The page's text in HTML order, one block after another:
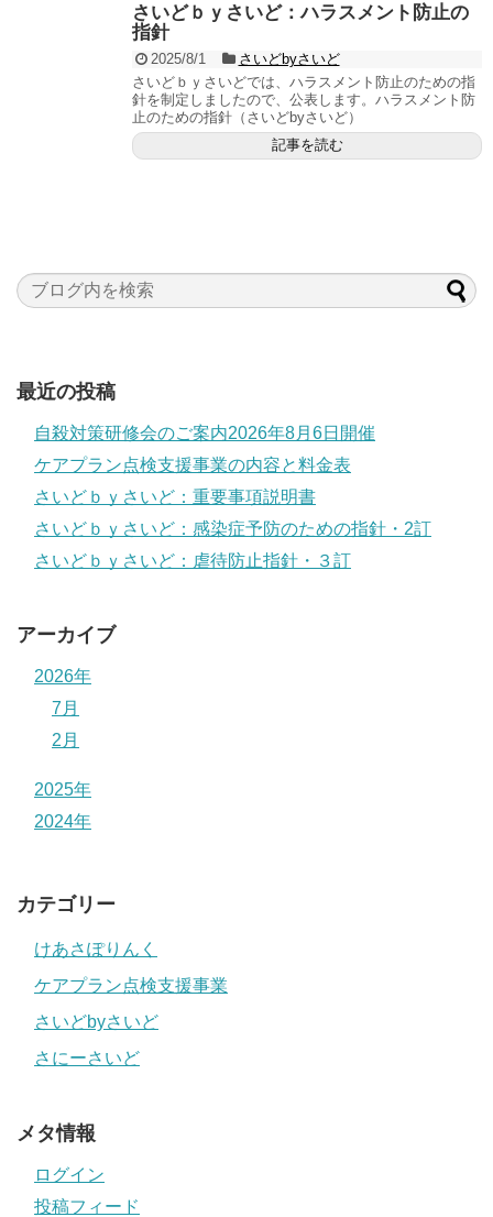
さいどｂｙさいど：ハラスメント防止の
指針
2025/8/1
さいどbyさいど
さいどｂｙさいどでは、ハラスメント防止のための指
針を制定しましたので、公表します。ハラスメント防
止のための指針（さいどbyさいど）
記事を読む
最近の投稿
自殺対策研修会のご案内2026年8月6日開催
ケアプラン点検支援事業の内容と料金表
さいどｂｙさいど：重要事項説明書
さいどｂｙさいど：感染症予防のための指針・2訂
さいどｂｙさいど：虐待防止指針・３訂
アーカイブ
2026年
7月
2月
2025年
2024年
カテゴリー
けあさぽりんく
ケアプラン点検支援事業
さいどbyさいど
さにーさいど
メタ情報
ログイン
投稿フィード